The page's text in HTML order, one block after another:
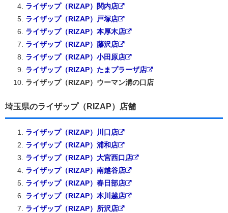
ライザップ（RIZAP）関内店
ライザップ（RIZAP）戸塚店
ライザップ（RIZAP）本厚木店
ライザップ（RIZAP）藤沢店
ライザップ（RIZAP）小田原店
ライザップ（RIZAP）たまプラーザ店
ライザップ（RIZAP）ウーマン溝の口店
埼玉県のライザップ（RIZAP）店舗
ライザップ（RIZAP）川口店
ライザップ（RIZAP）浦和店
ライザップ（RIZAP）大宮西口店
ライザップ（RIZAP）南越谷店
ライザップ（RIZAP）春日部店
ライザップ（RIZAP）本川越店
ライザップ（RIZAP）所沢店